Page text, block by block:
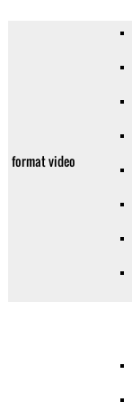
format video